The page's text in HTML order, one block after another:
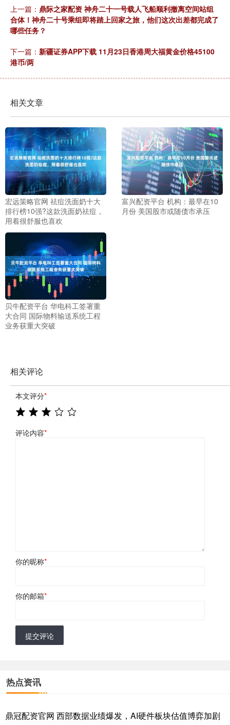
上一篇： 鼎际之家配资 神舟二十一号载人飞船顺利撤离空间站组
合体！神舟二十号乘组即将踏上回家之旅，他们这次出差都完成了
哪些任务？
下一篇： 新疆证券APP下载 11月23日香港周大福黄金价格45100
港币/两
相关文章
宏远策略官网 祛痘洗面奶十大
排行榜10强?这款洗面奶祛痘，
用着很舒服也喜欢
富兴配资平台 机构：最早在10
月份 美国股市或随债市承压
贝牛配资平台 华电科工签署重
大合同 国际物料输送系统工程
业务获重大突破
相关评论
本文评分*
评论内容*
你的昵称*
你的邮箱*
提交评论
热点资讯
鼎冠配资官网 西部数据业绩爆发，AI硬件板块估值博弈加剧